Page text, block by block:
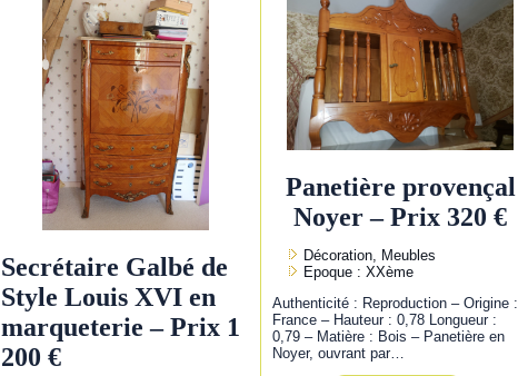
Secrétaire Galbé de
Style Louis XVI en
marqueterie – Prix 1
200 €
Panetière provençal
Noyer – Prix 320 €
Décoration, Meubles
Epoque : XXème
Authenticité : Reproduction – Origine :
France – Hauteur : 0,78 Longueur :
0,79 – Matière : Bois – Panetière en
Noyer, ouvrant par…